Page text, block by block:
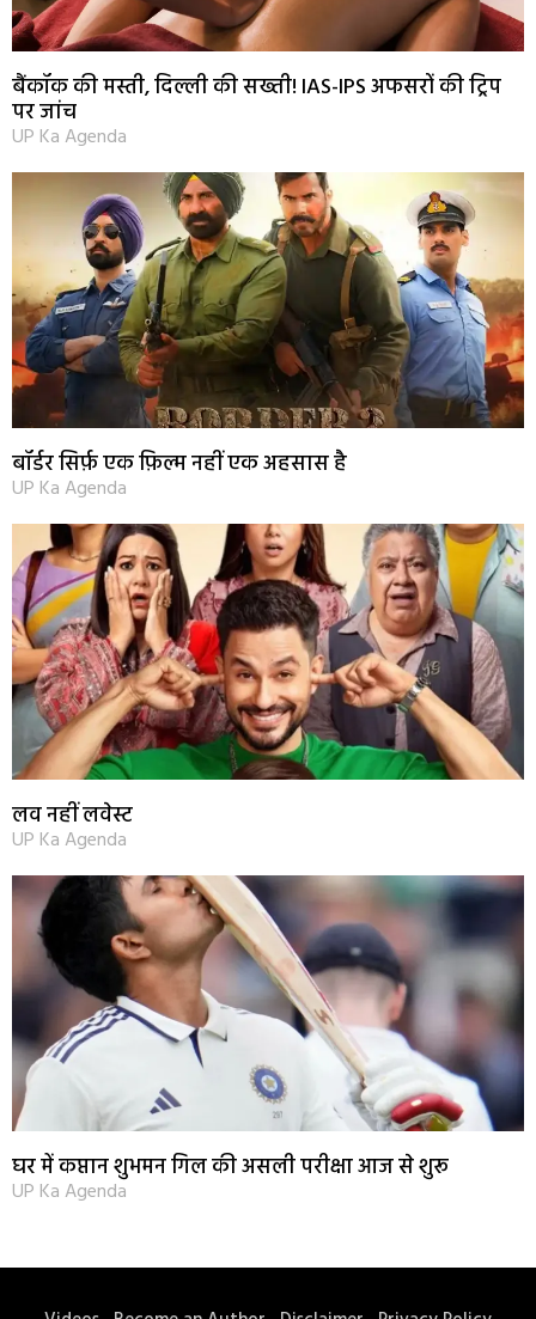
बैंकॉक की मस्ती, दिल्ली की सख्ती! IAS-IPS अफसरों की ट्रिप
पर जांच
UP Ka Agenda
बॉर्डर सिर्फ़ एक फ़िल्म नहीं एक अहसास है
UP Ka Agenda
लव नहीं लवेस्ट
UP Ka Agenda
घर में कप्तान शुभमन गिल की असली परीक्षा आज से शुरू
UP Ka Agenda